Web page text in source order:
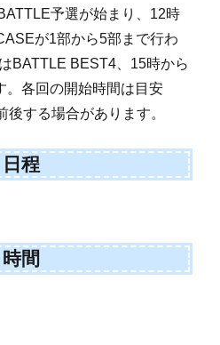
予選が始まり、12時
が1部から5部まで行わ
BATTLE BEST4、15時から
。各回の開始時間は目安
する場合があります。
日程
時間